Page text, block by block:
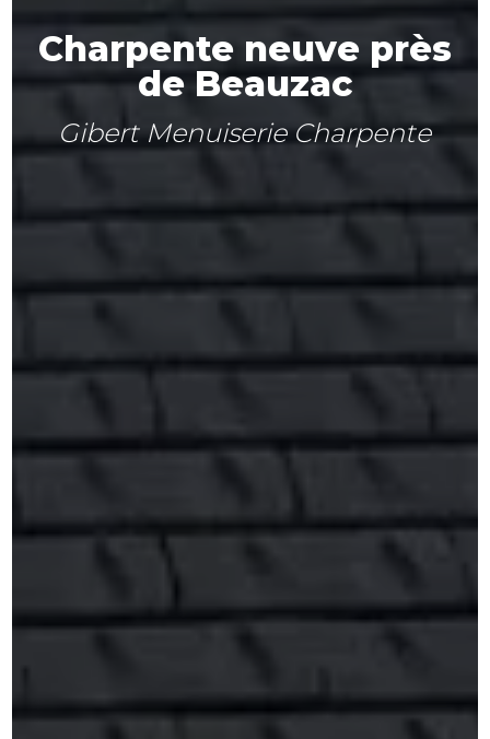
Charpente neuve près
de Beauzac
Gibert Menuiserie Charpente